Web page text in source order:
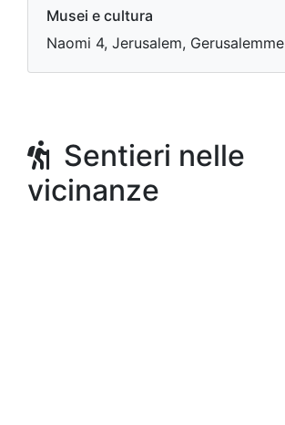
Musei e cultura
Naomi 4, Jerusalem, Gerusalemme
Sentieri nelle
vicinanze